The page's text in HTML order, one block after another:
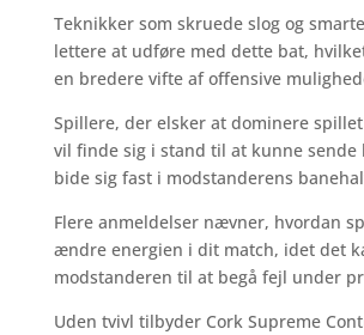
Teknikker som skruede slog og
lettere at udføre med dette bat,
en bredere vifte af offensive
Spillere, der elsker at dominere
vil finde sig i stand til at kunne sende
bide sig fast i modstanderens
Flere anmeldelser nævner, hvordan
ændre energien i dit match, idet det
modstanderen til at begå fejl under
Uden tvivl tilbyder Cork Supreme